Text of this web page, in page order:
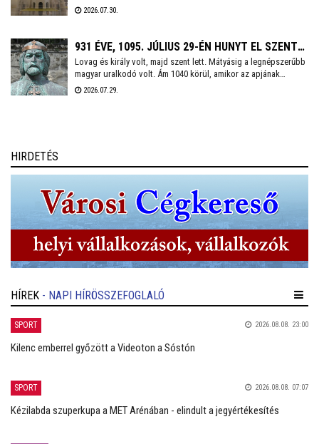
hatalmas templom 12. századi állapotát bemutató – még 2013-
önkormányzati képviselő vette át csütörtökön.
2026.07.30.
931 ÉVE, 1095. JÚLIUS 29-ÉN HUNYT EL SZENT
LÁSZLÓ KIRÁLY
Lovag és király volt, majd szent lett. Mátyásig a legnépszerűbb
magyar uralkodó volt. Ám 1040 körül, amikor az apjának
menedéket adó Lengyelországban világra jött, Géza nevű bátyja
2026.07.29.
HIRDETÉS
HÍREK - NAPI HÍRÖSSZEFOGLALÓ
SPORT 2026.08.08. 23:00
Kilenc emberrel győzött a Videoton a Sóstón
SPORT 2026.08.08. 07:07
Kézilabda szuperkupa a MET Arénában - elindult a jegyértékesítés